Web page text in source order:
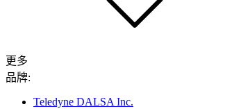
更多
品牌:
Teledyne DALSA Inc.